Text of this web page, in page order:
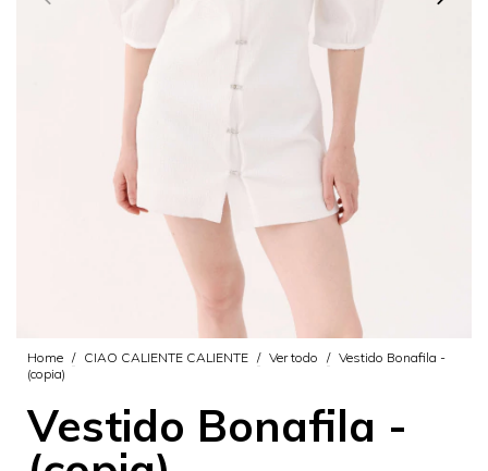
Home / CIAO CALIENTE CALIENTE / Ver todo / Vestido Bonafila -
(copia)
Vestido Bonafila -